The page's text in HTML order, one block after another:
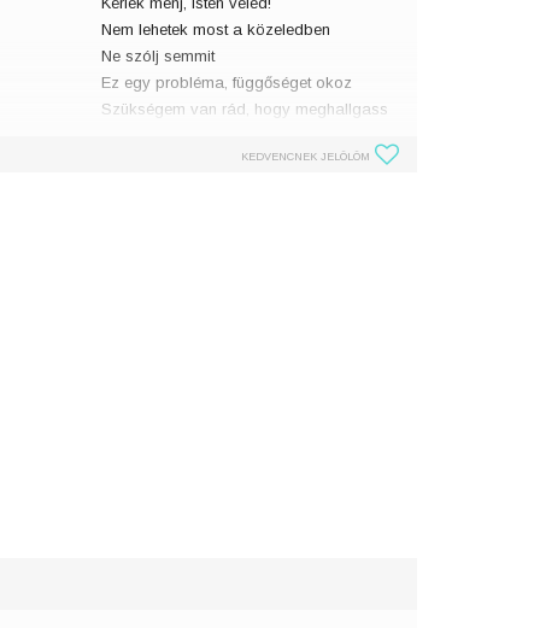
Nem lehetek most a közeledben
Ne szólj semmit
Ez egy probléma, függőséget okoz
Szükségem van rád, hogy meghallgass
KEDVENCNEK JELÖLÖM